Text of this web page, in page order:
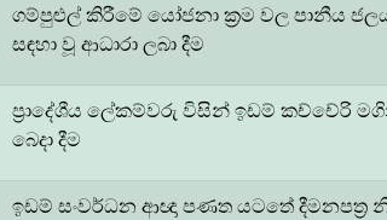
ගම්පුළුල් කිරීමේ යෝජනා ක්‍රම වල පානීය ජලය
සඳහා වූ ආධාරා ලබා දීම
ප්‍රාදේශීය ලේකම්වරු විසින් ඉඩම් කච්චේරි
බෙදා දීම
ඉඩම් සංවර්ධන ආඥා පණත යටතේ දීමනපත්‍ර